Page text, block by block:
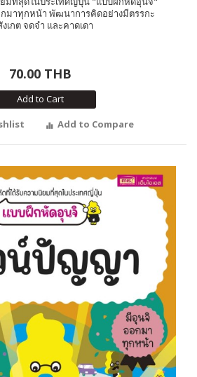
มาทุกหน้า พัฒนาการคิดอย่างมีตรรกะ
กต จดจำ และคาดเดา
70.00 THB
Add to Cart
Add to Compare